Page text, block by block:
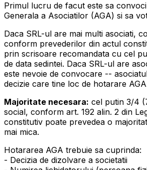
Primul lucru de facut este sa
Generala a Asociatilor (AGA) si sa
Daca SRL-ul are mai multi asociati,
conform prevederilor din actul
prin scrisoare recomandata cu cel
de data sedintei. Daca SRL-ul are
este nevoie de convocare --
decizie care tine loc de hotarare
Majoritate necesara: cel putin 3/4
social, conform art. 192 alin. 2 din
constitutiv poate prevedea o
mai mica.
Hotararea AGA trebuie sa cuprinda:
- Decizia de dizolvare a societatii